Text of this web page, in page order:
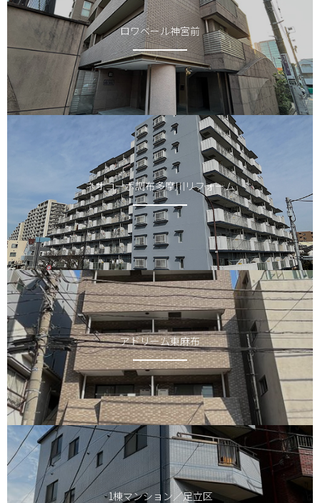
ロワベール神宮前
ネオコーポ調布多摩川リフォーム
アドリーム東麻布
1棟マンション／足立区